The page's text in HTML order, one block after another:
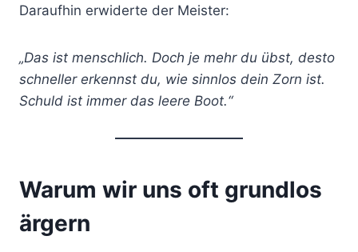
Daraufhin erwiderte der Meister:
„Das ist menschlich. Doch je mehr du übst, desto
schneller erkennst du, wie sinnlos dein Zorn ist.
Schuld ist immer das leere Boot.“
Warum wir uns oft grundlos
ärgern